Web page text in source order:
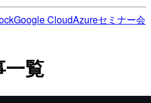
Google CloudAzureセミナー会
覧